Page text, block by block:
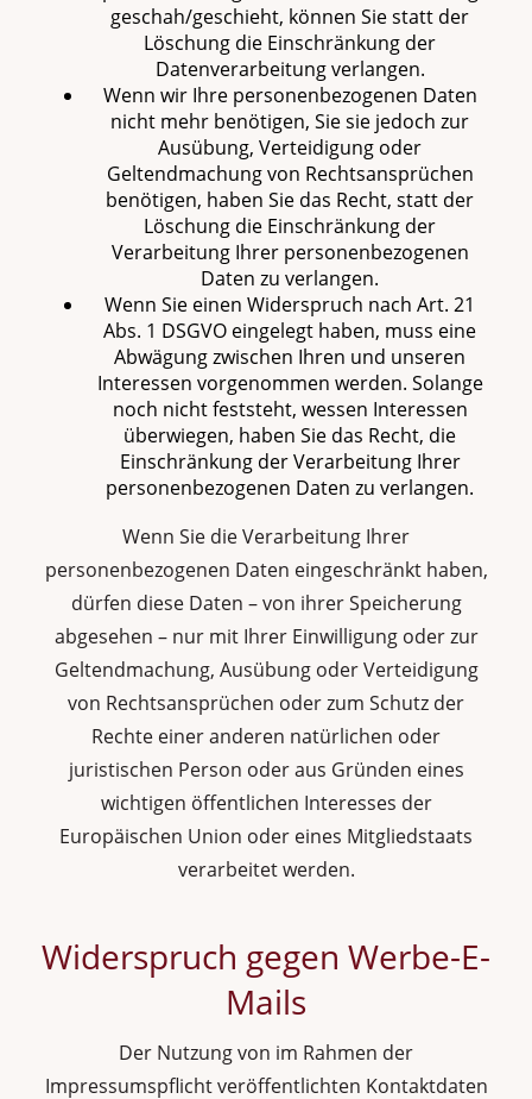
geschah/geschieht, können Sie statt der
Löschung die Einschränkung der
Datenverarbeitung verlangen.
Wenn wir Ihre personenbezogenen Daten
nicht mehr benötigen, Sie sie jedoch zur
Ausübung, Verteidigung oder
Geltendmachung von Rechtsansprüchen
benötigen, haben Sie das Recht, statt der
Löschung die Einschränkung der
Verarbeitung Ihrer personenbezogenen
Daten zu verlangen.
Wenn Sie einen Widerspruch nach Art. 21
Abs. 1 DSGVO eingelegt haben, muss eine
Abwägung zwischen Ihren und unseren
Interessen vorgenommen werden. Solange
noch nicht feststeht, wessen Interessen
überwiegen, haben Sie das Recht, die
Einschränkung der Verarbeitung Ihrer
personenbezogenen Daten zu verlangen.
Wenn Sie die Verarbeitung Ihrer
personenbezogenen Daten eingeschränkt haben,
dürfen diese Daten – von ihrer Speicherung
abgesehen – nur mit Ihrer Einwilligung oder zur
Geltendmachung, Ausübung oder Verteidigung
von Rechtsansprüchen oder zum Schutz der
Rechte einer anderen natürlichen oder
juristischen Person oder aus Gründen eines
wichtigen öffentlichen Interesses der
Europäischen Union oder eines Mitgliedstaats
verarbeitet werden.
Widerspruch gegen Werbe-E-
Mails
Der Nutzung von im Rahmen der
Impressumspflicht veröffentlichten Kontaktdaten